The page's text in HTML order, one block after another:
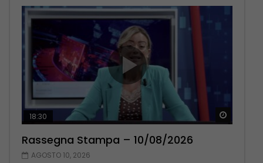
18:30
Rassegna Stampa – 10/08/2026
AGOSTO 10, 2026
20:13
Rassegna Stampa – 09/08/2026
AGOSTO 9, 2026